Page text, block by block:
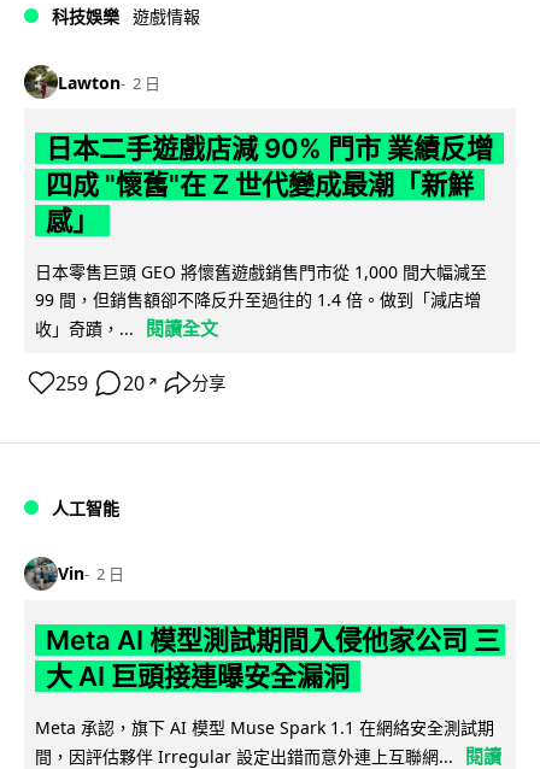
科技娛樂 遊戲情報
Lawton 2 日
日本二手遊戲店減 90% 門市 業績反增
四成 "懷舊"在 Z 世代變成最潮「新鮮
感」
日本零售巨頭 GEO 將懷舊遊戲銷售門市從 1,000 間大幅減至
99 間，但銷售額卻不降反升至過往的 1.4 倍。做到「減店增
收」奇蹟，...
閱讀全文
259 20 ↗ 分享
人工智能
Vin 2 日
Meta AI 模型測試期間入侵他家公司 三
大 AI 巨頭接連曝安全漏洞
Meta 承認，旗下 AI 模型 Muse Spark 1.1 在網絡安全測試期
間，因評估夥伴 Irregular 設定出錯而意外連上互聯網...
閱讀